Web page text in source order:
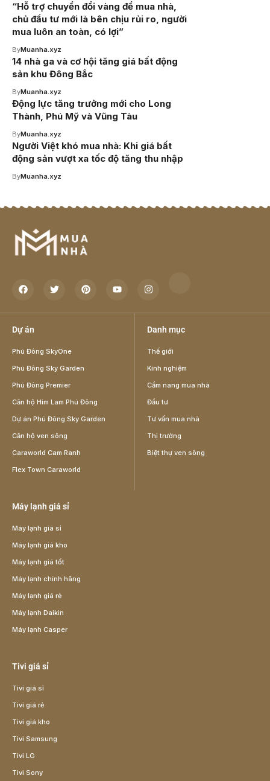
“Hỗ trợ chuyển đổi vàng để mua nhà,
chủ đầu tư mới là bên chịu rủi ro, người
mua luôn an toàn, có lợi”
ByMuanha.xyz
14 nhà ga và cơ hội tăng giá bất động
sản khu Đông Bắc
ByMuanha.xyz
Động lực tăng trưởng mới cho Long
Thành, Phú Mỹ và Vũng Tàu
ByMuanha.xyz
Người Việt khó mua nhà: Khi giá bất
động sản vượt xa tốc độ tăng thu nhập
ByMuanha.xyz
Dự án
Phú Đông SkyOne
Phú Đông Sky Garden
Phú Đông Premier
Căn hộ Him Lam Phú Đông
Dự án Phú Đông Sky Garden
Căn hộ ven sông
Caraworld Cam Ranh
Flex Town Caraworld
Danh mục
Thế giới
Kinh nghiệm
Cẩm nang mua nhà
Đầu tư
Tư vấn mua nhà
Thị trường
Biệt thự ven sông
Máy lạnh giá sỉ
Máy lạnh giá sỉ
Máy lạnh giá kho
Máy lạnh giá tốt
Máy lạnh chính hãng
Máy lạnh giá rẻ
Máy lạnh Daikin
Máy lạnh Casper
Tivi giá sỉ
Tivi giá sỉ
Tivi giá rẻ
Tivi giá kho
Tivi Samsung
Tivi LG
Tivi Sony